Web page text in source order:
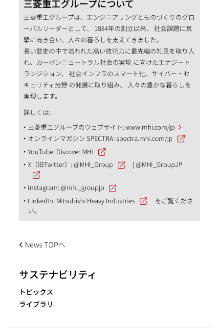
三菱重工グループについて
三菱重工グループは、エンジニアリングとものづくりのグロ
ーバルリーダーとして、 1884年の創立以来、 社会課題に真
摯に向き合い、人々の暮らしを支えてきました。
長い歴史の中で培われた高い技術力に最先端の知見を取り入
れ、カーボンニュートラル社会の実現 に向けたエナジート
ランジション、 社会インフラのスマート化、サイバー・セ
キュリティ分野 の発展に取り組み、 人々の豊かな暮らしを
実現します。
詳しくは:
三菱重工グループのウェブサイト:www.mhi.com/jp
オンラインマガジン SPECTRA:spectra.mhi.com/jp
YouTube: Discover MHI
X（旧Twitter）:@MHI_Group |@MHI_GroupJP
Instagram:@mhi_groupjp
LinkedIn: Mitsubishi Heavy Industries
をご覧くださ
い。
News TOPへ
サステナビリティ
トピックス
ライブラリ